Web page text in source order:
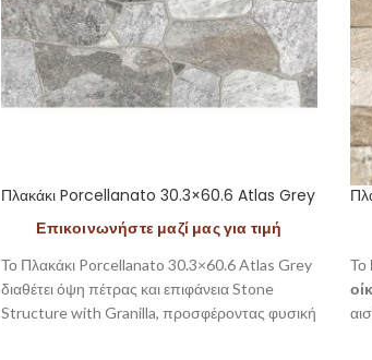
Πλακάκι Porcellanato 30.3×60.6 Atlas Grey
Επικοινωνήστε μαζί μας για τιμή
Το Πλακάκι Porcellanato 30.3×60.6 Atlas Grey
διαθέτει όψη πέτρας και επιφάνεια Stone
Structure with Granilla, προσφέροντας φυσική
Το